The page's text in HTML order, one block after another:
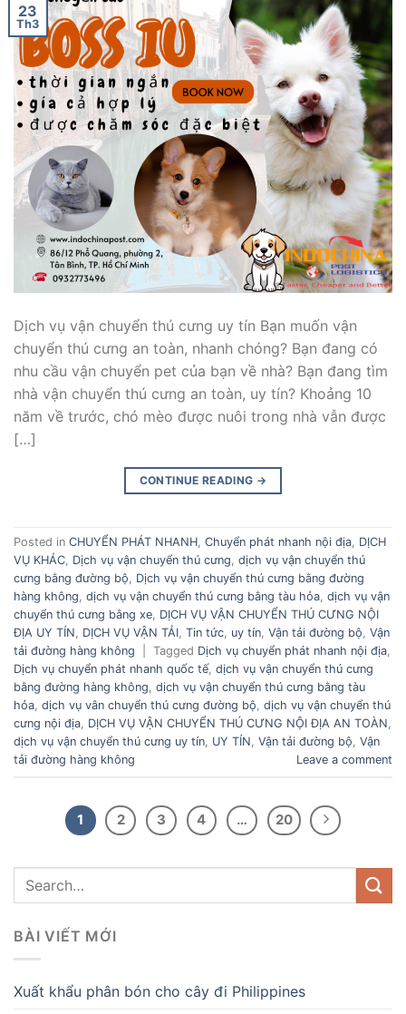
23
Th3
Dịch vụ vận chuyển thú cưng uy tín Bạn muốn vận
chuyển thú cưng an toàn, nhanh chóng? Bạn đang có
nhu cầu vận chuyển pet của bạn về nhà? Bạn đang tìm
nhà vận chuyển thú cưng an toàn, uy tín? Khoảng 10
năm về trước, chó mèo được nuôi trong nhà vẫn được
[…]
CONTINUE READING →
Posted in CHUYỂN PHÁT NHANH, Chuyển phát nhanh nội địa, DỊCH
VỤ KHÁC, Dịch vụ vận chuyển thú cưng, dịch vụ vận chuyển thú
cưng bằng đường bộ, Dịch vụ vận chuyển thú cưng bằng đường
hàng không, dịch vụ vận chuyển thú cưng bằng tàu hỏa, dịch vụ vận
chuyển thú cưng bằng xe, DỊCH VỤ VẬN CHUYỂN THÚ CƯNG NỘI
ĐỊA UY TÍN, DỊCH VỤ VẬN TẢI, Tin tức, uy tín, Vận tải đường bộ, Vận
tải đường hàng không
Tagged Dịch vụ chuyển phát nhanh nội địa,
Dịch vụ chuyển phát nhanh quốc tế, dịch vụ vận chuyển thú cưng
bằng đường hàng không, dịch vụ vận chuyển thú cưng bằng tàu
hỏa, dịch vụ vân chuyển thú cưng đường bộ, dịch vụ vận chuyển thú
cưng nội địa, DỊCH VỤ VẬN CHUYỂN THÚ CƯNG NỘI ĐỊA AN TOÀN,
dịch vụ vận chuyển thú cưng uy tín, UY TÍN, Vận tải đường bộ, Vận
tải đường hàng không
Leave a comment
1 2 3 4 … 20
BÀI VIẾT MỚI
Xuất khẩu phân bón cho cây đi Philippines